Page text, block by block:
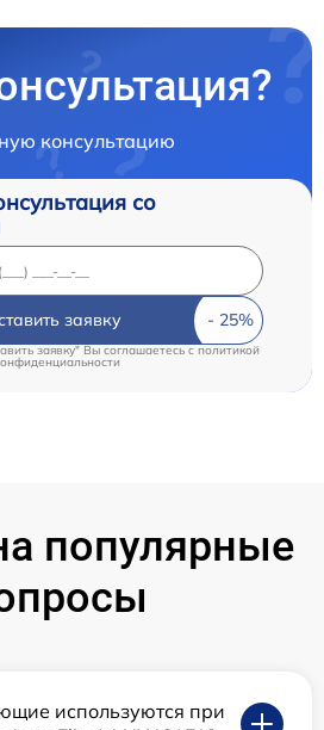
консультацию
со
заявку
заявку" Вы соглашаетесь c политикой
популярные
используются при